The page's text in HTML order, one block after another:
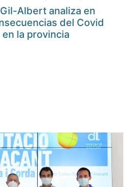
Albert analiza en
del Covid
la provincia